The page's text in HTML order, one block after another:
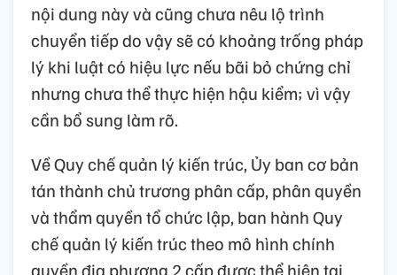
nội dung này và cũng chưa nêu lộ trình
chuyển tiếp do vậy sẽ có khoảng trống pháp
lý khi luật có hiệu lực nếu bãi bỏ chứng chỉ
nhưng chưa thể thực hiện hậu kiểm; vì vậy
cần bổ sung làm rõ.
Về Quy chế quản lý kiến trúc, Ủy ban cơ bản
tán thành chủ trương phân cấp, phân quyền
và thẩm quyền tổ chức lập, ban hành Quy
chế quản lý kiến trúc theo mô hình chính
quyền địa phương 2 cấp được thể hiện tại